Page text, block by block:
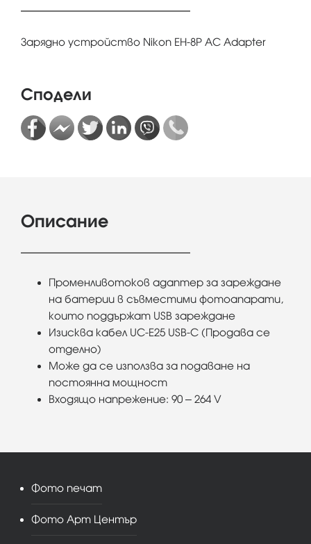
Зарядно устройство Nikon EH-8P AC Adapter
Сподели
Описание
Променливотоков адаптер за зареждане
на батерии в съвместими фотоапарати,
които поддържат USB зареждане
Изисква кабел UC-E25 USB-C (Продава се
отделно)
Може да се използва за подаване на
постоянна мощност
Входящо напрежение: 90 – 264 V
Фото печат
Фото Арт Център